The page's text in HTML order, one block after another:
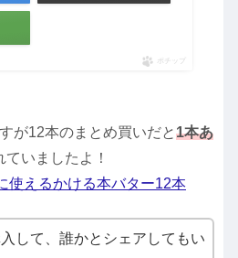
ポチップ
が12本のまとめ買いだと1本あ
ていましたよ！
使えるかける本バター12本
して、誰かとシェアしてもい